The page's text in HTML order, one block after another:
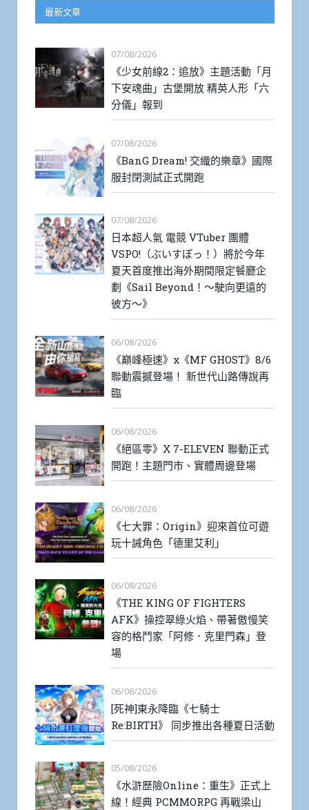
最新文章
07/08/2026
《少女前線2：追放》主題活動「月
下安魂曲」古堡開放 精英人形「六
分儀」報到
07/08/2026
《BanG Dream! 交織的樂章》國際
服封閉測試正式開跑
07/08/2026
日本超人氣 電競 VTuber 團體
VSPO!（ぶいすぽっ！）將於今年
夏天首度推出海外期間限定餐廳企
劃《Sail Beyond！～駛向更遠的
彼方～》
06/08/2026
《巔峰極速》x《MF GHOST》8/6
聯動震撼登場！ 新世代山路傳說再
臨
06/08/2026
《絕區零》X 7-ELEVEN 聯動正式
開跑！主題門市、實體周邊登場
06/08/2026
《七大罪：Origin》迎來首位可遊
玩十誡角色「德里艾利」
06/08/2026
《THE KING OF FIGHTERS
AFK》操控翠綠火焰、帶著傲慢笑
容的格鬥家「阿修．克里門森」登
場
06/08/2026
[死神]東永降臨《七騎士
Re:BIRTH》 同步推出各種夏日活動
05/08/2026
《水滸歷險Online：重生》正式上
線！經典 PCMMORPG 再戰梁山